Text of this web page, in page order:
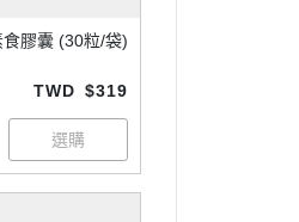
食膠囊 (30粒/袋)
TWD $319